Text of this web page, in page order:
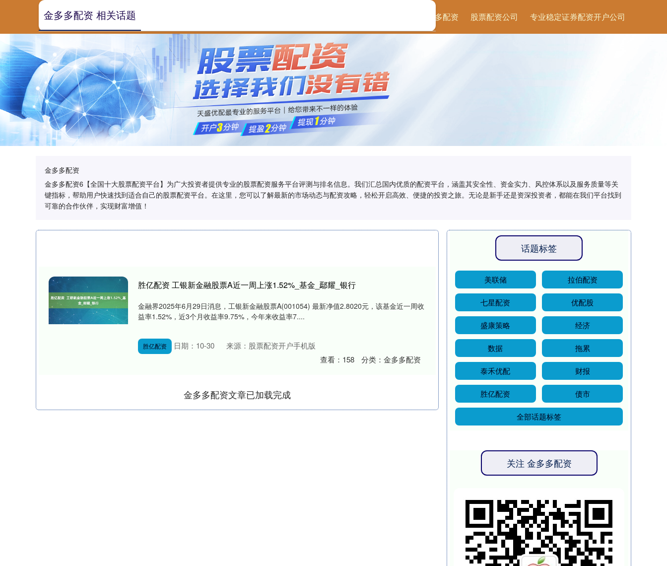
金多多配资 股票配资公司 专业稳定证券配资开户公司
金多多配资
金多多配资6【全国十大股票配资平台】为广大投资者提供专业的股票配资服务平台评测与排名信息。我们汇总国内优质的配资平台，涵盖其安全性、资金实力、风控体系以及服务质量等关
键指标，帮助用户快速找到适合自己的股票配资平台。在这里，您可以了解最新的市场动态与配资攻略，轻松开启高效、便捷的投资之旅。无论是新手还是资深投资者，都能在我们平台找到
可靠的合作伙伴，实现财富增值！
金多多配资 相关话题
胜亿配资 工银新金融股票A近一周上涨1.52%_基金_鄢耀_银行
金融界2025年6月29日消息，工银新金融股票A(001054) 最新净值2.8020元，该基金近一周收
益率1.52%，近3个月收益率9.75%，今年来收益率7....
胜亿配资 日期：10-30
来源：股票配资开户手机版
查看： 158 分类： 金多多配资
金多多配资文章已加载完成
话题标签
美联储 拉伯配资
七星配资 优配股
盛康策略 经济
数据 拖累
泰禾优配 财报
胜亿配资 债市
全部话题标签
关注 金多多配资